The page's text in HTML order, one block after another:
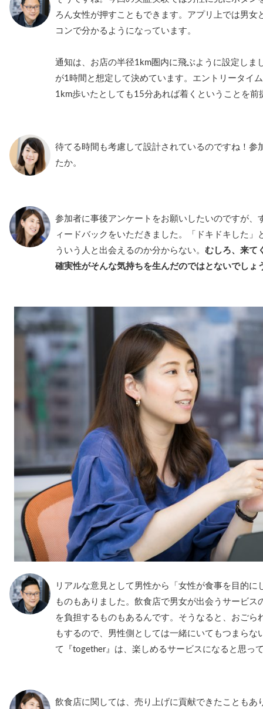
ろん女性が押すこともできます。アプリ上では男女
コンで分かるようになっています。
通知は、お店の半径1km圏内に飛ぶように設定しま
が1時間と想定して決めています。エントリータイ
1km歩いたとしても15分あれば着くということを前
待てる時間も考慮して設計されているのですね！参
たか。
参加者に事後アンケートをお願いしたいのですが、
ィードバックをいただきました。「ドキドキした」
ういう人と出会えるのか分からない。 むしろ、来て
確実性がそんな気持ちを生んだのではとないでしょ
リアルな意見として男性から「女性が食事を目的に
ものもありました。飲食店で男女が出会うサービス
を負担するものもあるんです。そうなると、おごら
もするので、男性側としては一緒にいてもつまらな
て『together』は、楽しめるサービスになると思っ
飲食店に関しては、売り上げに貢献できたこともあ